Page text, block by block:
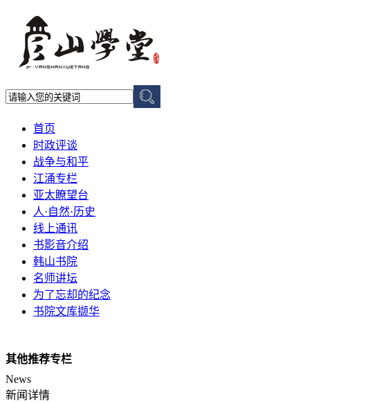
首页
时政评谈
战争与和平
江涌专栏
亚太瞭望台
人·自然·历史
线上通讯
书影音介绍
韩山书院
名师讲坛
为了忘却的纪念
书院文库撷华
其他推荐专栏
News
新闻详情